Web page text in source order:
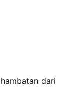
dari